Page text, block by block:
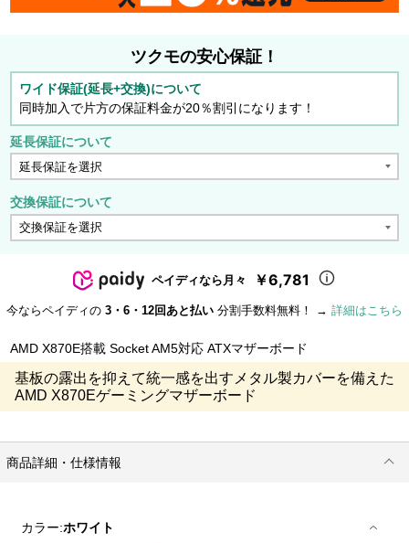
ツクモの安心保証！
ワイド保証(延長+交換)について
同時加入で片方の保証料金が20％割引になります！
延長保証について
交換保証について
ペイディなら月々 ￥6,781
今ならペイディの 3・6・12回あと払い 分割手数料無料！ → 詳細はこちら
AMD X870E搭載 Socket AM5対応 ATXマザーボード
基板の露出を抑えて統一感を出すメタル製カバーを備えた
AMD X870Eゲーミングマザーボード
商品詳細・仕様情報
カラー:ホワイト